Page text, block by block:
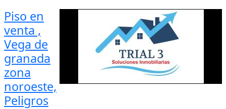
Piso en
venta ,
Vega de
granada
zona
noroeste,
Peligros